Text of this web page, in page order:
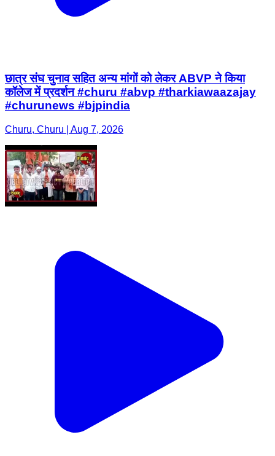
छात्र संघ चुनाव सहित अन्य मांगों को लेकर ABVP ने किया
कॉलेज में प्रदर्शन #churu #abvp #tharkiawaazajay
#churunews #bjpindia
Churu, Churu | Aug 7, 2026